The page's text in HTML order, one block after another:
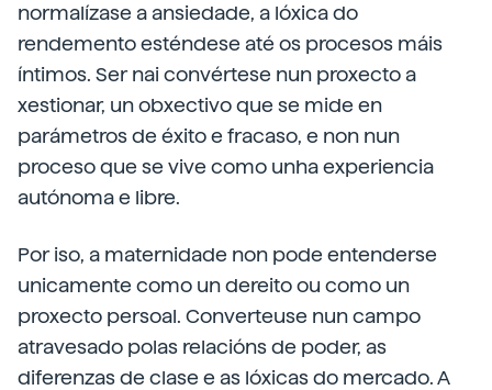
normalízase a ansiedade, a lóxica do
rendemento esténdese até os procesos máis
íntimos. Ser nai convértese nun proxecto a
xestionar, un obxectivo que se mide en
parámetros de éxito e fracaso, e non nun
proceso que se vive como unha experiencia
autónoma e libre.
Por iso, a maternidade non pode entenderse
unicamente como un dereito ou como un
proxecto persoal. Converteuse nun campo
atravesado polas relacións de poder, as
diferenzas de clase e as lóxicas do mercado. A